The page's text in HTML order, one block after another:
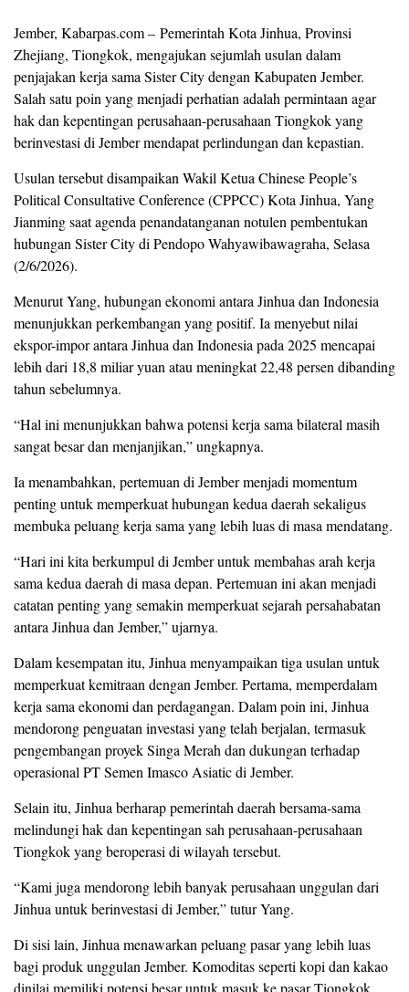
Jember, Kabarpas.com – Pemerintah Kota Jinhua, Provinsi
Zhejiang, Tiongkok, mengajukan sejumlah usulan dalam
penjajakan kerja sama Sister City dengan Kabupaten Jember.
Salah satu poin yang menjadi perhatian adalah permintaan agar
hak dan kepentingan perusahaan-perusahaan Tiongkok yang
berinvestasi di Jember mendapat perlindungan dan kepastian.
Usulan tersebut disampaikan Wakil Ketua Chinese People’s
Political Consultative Conference (CPPCC) Kota Jinhua, Yang
Jianming saat agenda penandatanganan notulen pembentukan
hubungan Sister City di Pendopo Wahyawibawagraha, Selasa
(2/6/2026).
Menurut Yang, hubungan ekonomi antara Jinhua dan Indonesia
menunjukkan perkembangan yang positif. Ia menyebut nilai
ekspor-impor antara Jinhua dan Indonesia pada 2025 mencapai
lebih dari 18,8 miliar yuan atau meningkat 22,48 persen dibanding
tahun sebelumnya.
“Hal ini menunjukkan bahwa potensi kerja sama bilateral masih
sangat besar dan menjanjikan,” ungkapnya.
Ia menambahkan, pertemuan di Jember menjadi momentum
penting untuk memperkuat hubungan kedua daerah sekaligus
membuka peluang kerja sama yang lebih luas di masa mendatang.
“Hari ini kita berkumpul di Jember untuk membahas arah kerja
sama kedua daerah di masa depan. Pertemuan ini akan menjadi
catatan penting yang semakin memperkuat sejarah persahabatan
antara Jinhua dan Jember,” ujarnya.
Dalam kesempatan itu, Jinhua menyampaikan tiga usulan untuk
memperkuat kemitraan dengan Jember. Pertama, memperdalam
kerja sama ekonomi dan perdagangan. Dalam poin ini, Jinhua
mendorong penguatan investasi yang telah berjalan, termasuk
pengembangan proyek Singa Merah dan dukungan terhadap
operasional PT Semen Imasco Asiatic di Jember.
Selain itu, Jinhua berharap pemerintah daerah bersama-sama
melindungi hak dan kepentingan sah perusahaan-perusahaan
Tiongkok yang beroperasi di wilayah tersebut.
“Kami juga mendorong lebih banyak perusahaan unggulan dari
Jinhua untuk berinvestasi di Jember,” tutur Yang.
Di sisi lain, Jinhua menawarkan peluang pasar yang lebih luas
bagi produk unggulan Jember. Komoditas seperti kopi dan kakao